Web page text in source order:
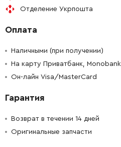
Отделение Укрпошта
Оплата
Наличными (при получении)
На карту Приватбанк, Monobank
Он-лайн Visa/MasterCard
Гарантия
Возврат в течении 14 дней
Оригинальные запчасти